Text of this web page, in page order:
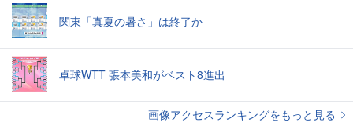
関東「真夏の暑さ」は終了か
卓球WTT 張本美和がベスト8進出
画像アクセスランキングをもっと見る